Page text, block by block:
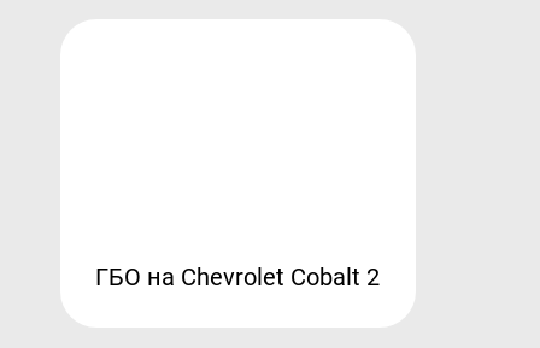
ГБО на Chevrolet Cobalt 2